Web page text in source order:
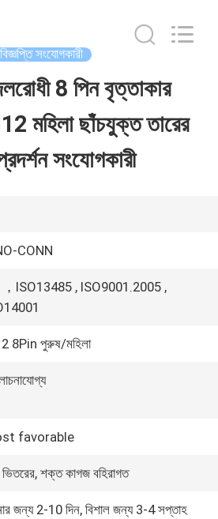
বিজ্ঞপ্তি সংযোগকারী
8 পিন বৃত্তাকার
মহিলা ছাঁচযুক্ত তারের
সংযোগকারী
CONN
，ISO13485 , ISO9001.2005 ,
8Pin পুরুষ/মহিলা
favorable
ভিতরের, শক্ত কাগজ বহিরাগত
জন্য 2-10 দিন, বিশাল জন্য 3-4 সপ্তাহ